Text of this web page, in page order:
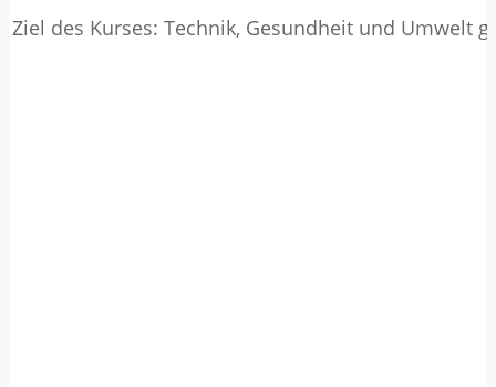
Ziel des Kurses: Technik, Gesundheit und Umwelt